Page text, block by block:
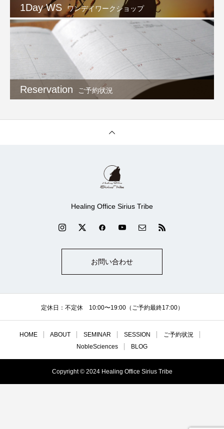
1Day WS ワンデイワークショップ
Reservation ご予約状況
Healing Office Sirius Tribe
お問い合わせ
定休日：不定休 10:00〜19:00（ご予約最終17:00）
HOME ABOUT SEMINAR SESSION
ご予約状況
NobleSciences
BLOG
Copyright © 2024 Healing Office Sirius Tribe